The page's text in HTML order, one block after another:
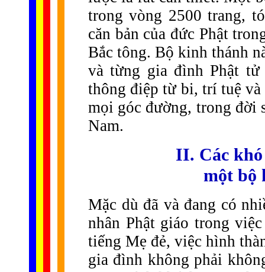
trong vòng 2500 trang,
căn bản của đức Phật
Bắc tông. Bộ kinh thánh
và từng gia đình Phật
thông điệp từ bi, trí tuệ và
mọi góc đường, trong đời
Nam.
II. Các
một bộ
Mặc dù đã và đang có
nhân Phật giáo trong
tiếng Mẹ đẻ, việc hình
gia đình không phải